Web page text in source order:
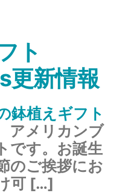
ト
新情報
鉢植えギフト
アメリカンブ
です。お誕生
のご挨拶にお
可 […]